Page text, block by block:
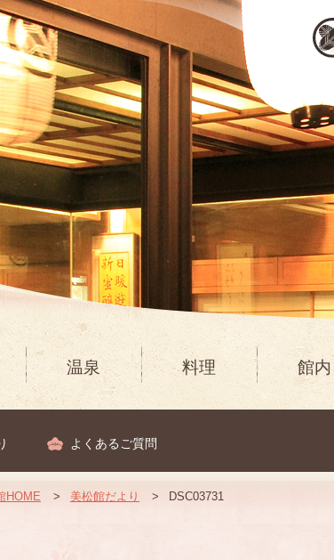
温泉 料理 館内
よくあるご質問
HOME 美松館だより DSC03731